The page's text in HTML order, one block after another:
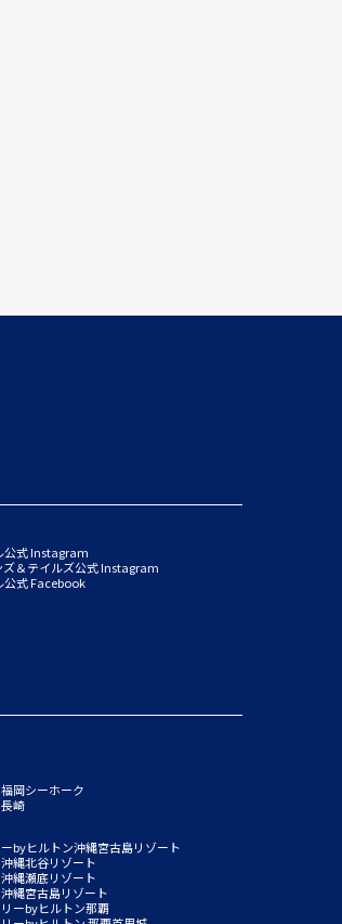
公式 Instagram
ズ＆テイルズ公式 Instagram
公式 Facebook
岡シーホーク
崎
byヒルトン沖縄宮古島リゾート
縄北谷リゾート
縄瀬底リゾート
縄宮古島リゾート
ーbyヒルトン那覇